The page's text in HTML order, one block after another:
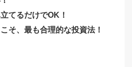
てるだけでOK！
そ、最も合理的な投資法！